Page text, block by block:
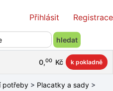
Přihlásit Registrace
0,00 Kč k pokladně
potřeby > Placatky a sady >